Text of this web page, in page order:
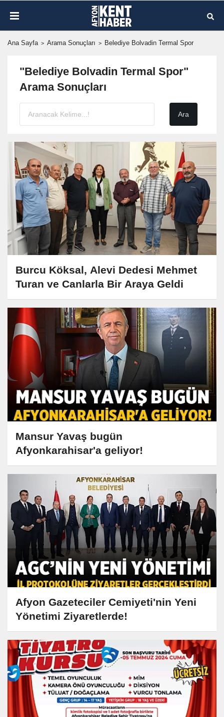
Ana Sayfa Arama Sonuçları Belediye Bolvadin Termal Spor
"Belediye Bolvadin Termal Spor"
Arama Sonuçları
Burcu Köksal, Alevi Dedesi Mehmet
Turan ve Canlarla Bir Araya Geldi
Mansur Yavaş bugün
Afyonkarahisar'a geliyor!
Afyon Gazeteciler Cemiyeti'nin Yeni
Yönetimi Ziyaretlerde!